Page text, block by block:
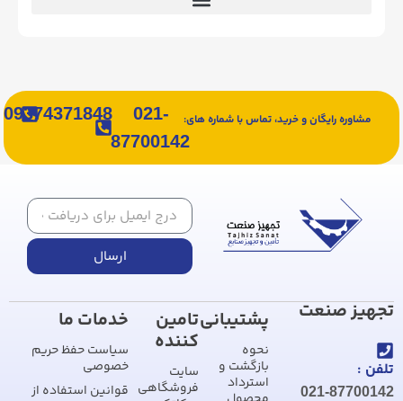
مشاوره رایگان و خرید، تماس با شماره های:
021-
87700142
09374371848
ارسال
تجهیز صنعت
تلفن :
021-87700142
پشتیبانی
نحوه
بازگشت و
استرداد
تامین
کننده
سایت
فروشگاهی
خدمات ما
سیاست حفظ حریم
خصوصی
قوانین استفاده از